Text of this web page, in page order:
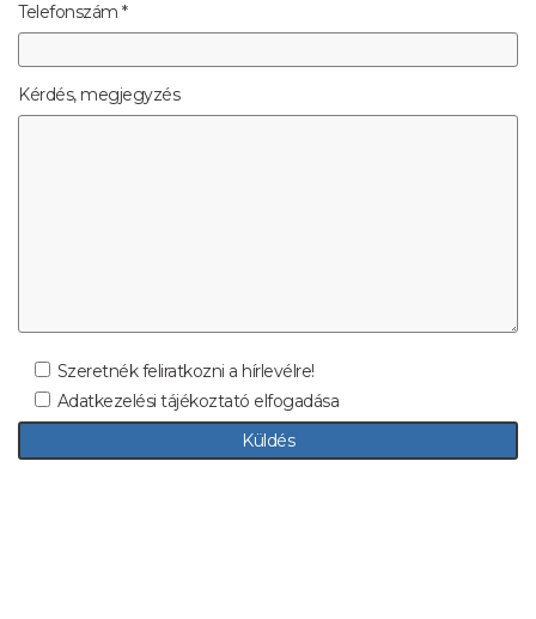
Telefonszám *
Kérdés, megjegyzés
Szeretnék feliratkozni a hírlevélre!
Adatkezelési tájékoztató elfogadása